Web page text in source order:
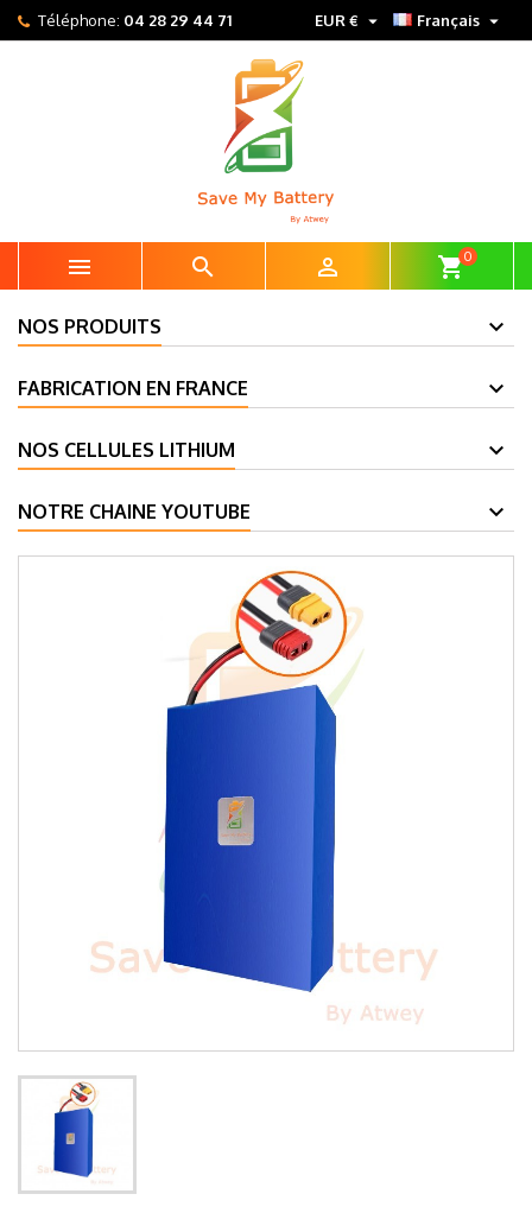
Téléphone: 04 28 29 44 71 Français 
EUR € 
   shopping_cart0
NOS PRODUITS
FABRICATION EN FRANCE
NOS CELLULES LITHIUM
NOTRE CHAINE YOUTUBE